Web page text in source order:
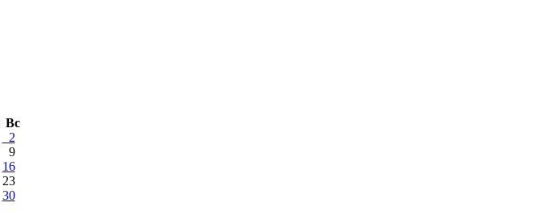
Вс
2
9
16
23
30